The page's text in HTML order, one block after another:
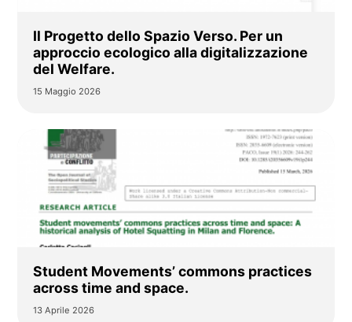
Il Progetto dello Spazio Verso. Per un
approccio ecologico alla digitalizzazione
del Welfare.
15 Maggio 2026
Student Movements’ commons practices
across time and space.
13 Aprile 2026